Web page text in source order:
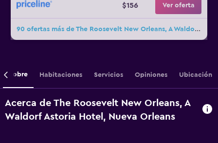
$156 Ver oferta
90 ofertas más de The Roosevelt New Orleans, A Waldorf Astoria Hotel
Sobre Habitaciones Servicios Opiniones Ubicación
Acerca de The Roosevelt New Orleans, A
Waldorf Astoria Hotel, Nueva Orleans